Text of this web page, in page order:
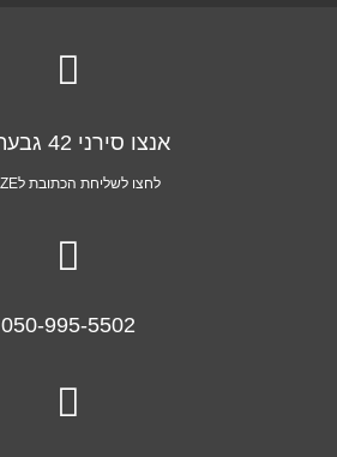

אנצו סירני 42 גבעתיים
לחצו לשליחת הכתובת לWAZE

050-995-5502
